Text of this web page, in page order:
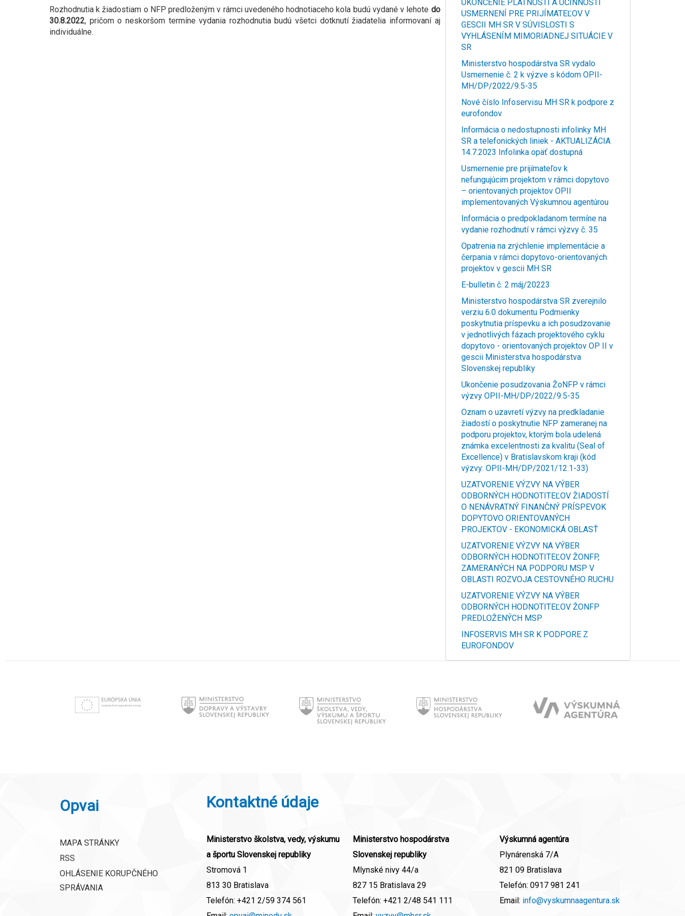
Rozhodnutia k žiadostiam o NFP predloženým v rámci uvedeného hodnotiaceho kola budú vydané v lehote do
30.8.2022, pričom o neskoršom termíne vydania rozhodnutia budú všetci dotknutí žiadatelia informovaní aj
individuálne.
UKONČENIE PLATNOSTI A ÚČINNOSTI
USMERNENÍ PRE PRIJÍMATEĽOV V
GESCII MH SR V SÚVISLOSTI S
VYHLÁSENÍM MIMORIADNEJ SITUÁCIE V
SR
Ministerstvo hospodárstva SR vydalo
Usmernenie č. 2 k výzve s kódom OPII-
MH/DP/2022/9.5-35
Nové číslo Infoservisu MH SR k podpore z
eurofondov
Informácia o nedostupnosti infolinky MH
SR a telefonických liniek - AKTUALIZÁCIA
14.7.2023 Infolinka opäť dostupná
Usmernenie pre prijímateľov k
nefungujúcim projektom v rámci dopytovo
– orientovaných projektov OPII
implementovaných Výskumnou agentúrou
Informácia o predpokladanom termíne na
vydanie rozhodnutí v rámci výzvy č. 35
Opatrenia na zrýchlenie implementácie a
čerpania v rámci dopytovo-orientovaných
projektov v gescii MH SR
E-bulletin č. 2 máj/20223
Ministerstvo hospodárstva SR zverejnilo
verziu 6.0 dokumentu Podmienky
poskytnutia príspevku a ich posudzovanie
v jednotlivých fázach projektového cyklu
dopytovo - orientovaných projektov OP II v
gescii Ministerstva hospodárstva
Slovenskej republiky
Ukončenie posudzovania ŽoNFP v rámci
výzvy OPII-MH/DP/2022/9.5-35
Oznam o uzavretí výzvy na predkladanie
žiadostí o poskytnutie NFP zameranej na
podporu projektov, ktorým bola udelená
známka excelentnosti za kvalitu (Seal of
Excellence) v Bratislavskom kraji (kód
výzvy: OPII-MH/DP/2021/12.1-33)
UZATVORENIE VÝZVY NA VÝBER
ODBORNÝCH HODNOTITEĽOV ŽIADOSTÍ
O NENÁVRATNÝ FINANČNÝ PRÍSPEVOK
DOPYTOVO ORIENTOVANÝCH
PROJEKTOV - EKONOMICKÁ OBLASŤ
UZATVORENIE VÝZVY NA VÝBER
ODBORNÝCH HODNOTITEĽOV ŽONFP,
ZAMERANÝCH NA PODPORU MSP V
OBLASTI ROZVOJA CESTOVNÉHO RUCHU
UZATVORENIE VÝZVY NA VÝBER
ODBORNÝCH HODNOTITEĽOV ŽONFP
PREDLOŽENÝCH MSP
INFOSERVIS MH SR K PODPORE Z
EUROFONDOV
Opvai
MAPA STRÁNKY
RSS
OHLÁSENIE KORUPČNÉHO
SPRÁVANIA
Kontaktné údaje
Ministerstvo školstva, vedy, výskumu
a športu Slovenskej republiky
Stromová 1
813 30 Bratislava
Telefón: +421 2/59 374 561
Ministerstvo hospodárstva
Slovenskej republiky
Mlynské nivy 44/a
827 15 Bratislava 29
Telefón: +421 2/48 541 111
Výskumná agentúra
Plynárenská 7/A
821 09 Bratislava
Telefón: 0917 981 241
Email: info@vyskumnaagentura.sk